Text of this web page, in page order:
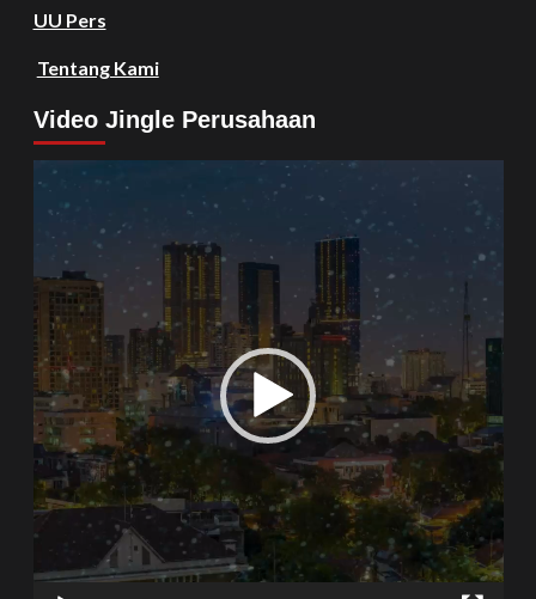
UU Pers
Tentang Kami
Video Jingle Perusahaan
Video
Player